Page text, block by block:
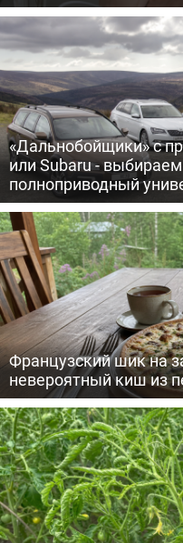
«Дальнобойщики» с
или Subaru -
полноприводный
Французский шик на
невероятный киш из